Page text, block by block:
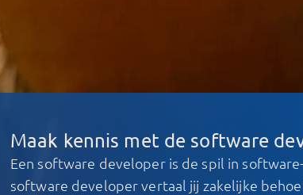
Maak kennis met de software
Een software developer is de spil in
software developer vertaal jij zakelijke